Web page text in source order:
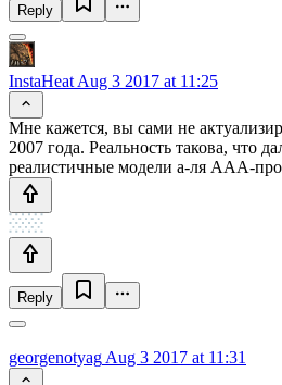
Reply
InstaHeat Aug 3 2017 at 11:25
Мне кажется, вы сами не
2007 года. Реальность такова, что
реалистичные модели а-ля ААА-
Reply
georgenotyag Aug 3 2017 at 11:31